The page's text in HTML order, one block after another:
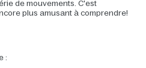
de mouvements. C'est
plus amusant à comprendre!
: